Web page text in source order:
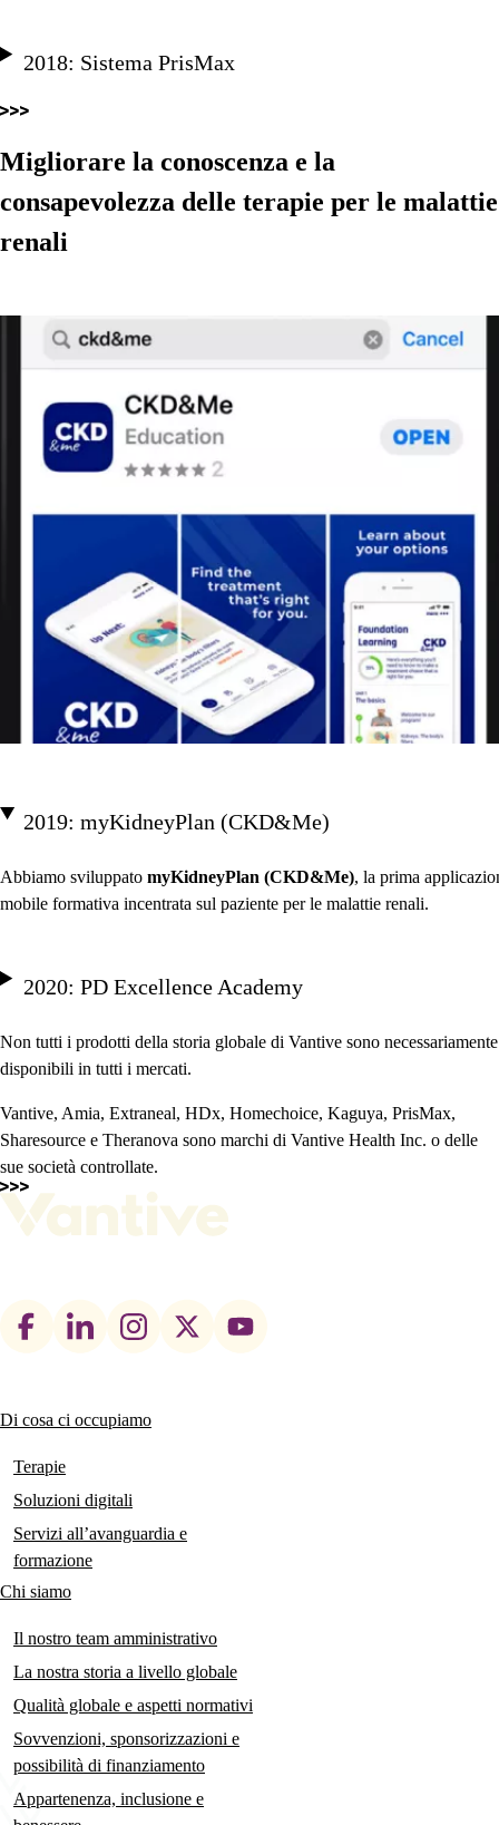
2018: Sistema PrisMax
Migliorare la conoscenza e la
consapevolezza delle terapie per le malattie
renali
2019: myKidneyPlan (CKD&Me)
Abbiamo sviluppato myKidneyPlan (CKD&Me), la prima
mobile formativa incentrata sul paziente per le malattie renali.
2020: PD Excellence Academy
Non tutti i prodotti della storia globale di Vantive sono necessariamente
disponibili in tutti i mercati.
Vantive, Amia, Extraneal, HDx, Homechoice, Kaguya, PrisMax,
Sharesource e Theranova sono marchi di Vantive Health Inc. o delle
sue società controllate.
Footer
Main
navigation
Di cosa ci occupiamo
Terapie
Soluzioni digitali
Servizi all’avanguardia e
formazione
Chi siamo
Il nostro team amministrativo
La nostra storia a livello globale
Qualità globale e aspetti normativi
Sovvenzioni, sponsorizzazioni e
possibilità di finanziamento
Appartenenza, inclusione e